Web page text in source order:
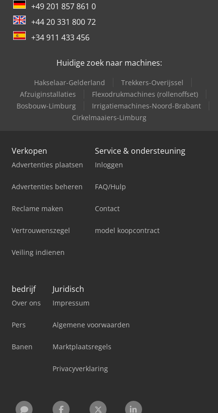
+49 201 857 861 0
+44 20 331 800 72
+34 911 433 456
Huidige zoek naar machines:
Hakselaar-Gelderland
Trekkers-Overijssel
Afzuiginstallaties
Flexodrukmachines (rollenoffset)
Bosbouw-Limburg
Irrigatiemachines-Noord-Brabant
Cirkelmaaiers-Limburg
Verkopen
Advertenties plaatsen
Advertenties beheren
Reclame maken
Vertrouwenszegel
Veiling indienen
Service & ondersteuning
Inloggen
FAQ/Hulp
Contact
model koopcontract
bedrijf
Over ons
Pers
Banen
Juridisch
Impressum
Algemene voorwaarden
Marktplaatsregels
Privacyverklaring